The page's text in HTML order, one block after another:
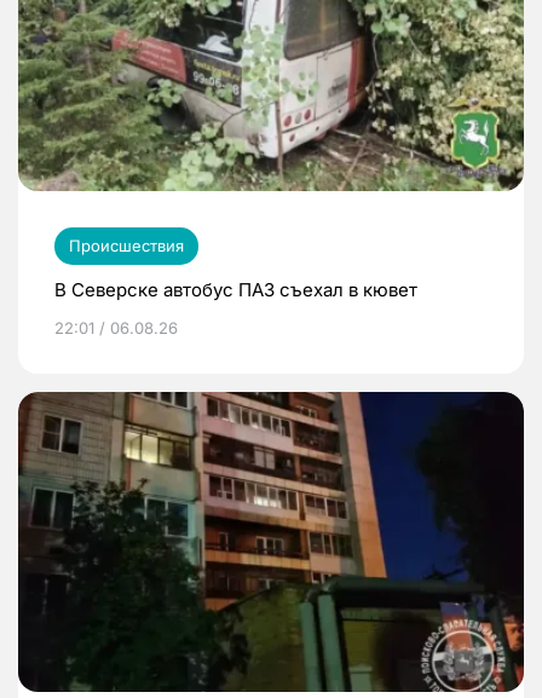
Происшествия
В Северске автобус ПАЗ съехал в кювет
22:01 / 06.08.26